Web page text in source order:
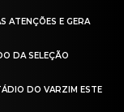
ATENÇÕES E GERA
DA SELEÇÃO
DO VARZIM ESTE